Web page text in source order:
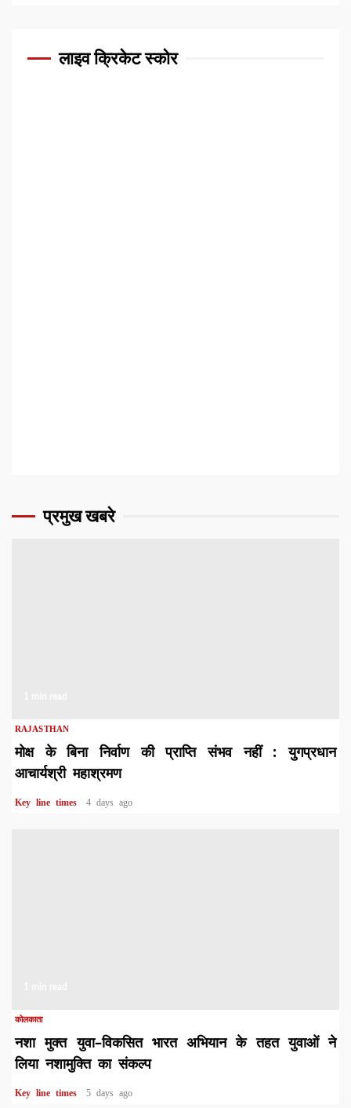
लाइव क्रिकेट स्कोर
प्रमुख खबरे
RAJASTHAN
मोक्ष के बिना निर्वाण की प्राप्ति संभव नहीं : युगप्रधान
आचार्यश्री महाश्रमण
Key line times 4 days ago
कोलकाता
नशा मुक्त युवा–विकसित भारत अभियान के तहत युवाओं ने
लिया नशामुक्ति का संकल्प
Key line times 5 days ago